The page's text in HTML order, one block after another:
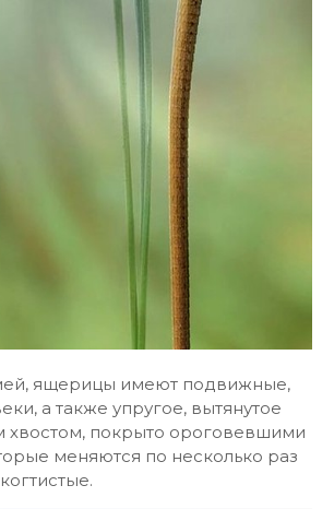
ящерицы имеют подвижные,
а также упругое, вытянутое
хвостом, покрыто ороговевшими
меняются по несколько раз